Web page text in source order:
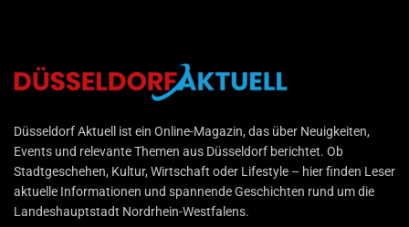
Düsseldorf Aktuell
Düsseldorf Aktuell ist ein Online-Magazin, das über Neuigkeiten,
Events und relevante Themen aus Düsseldorf berichtet. Ob
Stadtgeschehen, Kultur, Wirtschaft oder Lifestyle – hier finden Leser
aktuelle Informationen und spannende Geschichten rund um die
Landeshauptstadt Nordrhein-Westfalens.